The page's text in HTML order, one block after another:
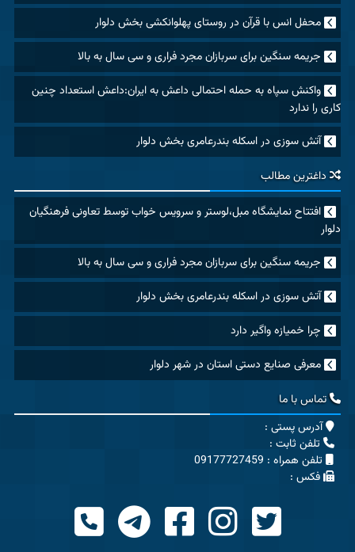
محفل انس با قرآن در روستای پهلوانکشی بخش دلوار
جریمه سنگین برای سربازان مجرد فراری و سی سال به بالا
واکنش سپاه به حمله احتمالی داعش به ایران:داعش استعداد چنین
کاری را ندارد
آتش سوزی در اسکله بندرعامری بخش دلوار
داغترین مطالب
افتتاح نمایشگاه مبل،لوستر و سرویس خواب توسط تعاونی فرهنگیان
دلوار
جریمه سنگین برای سربازان مجرد فراری و سی سال به بالا
آتش سوزی در اسکله بندرعامری بخش دلوار
چرا خمیازه واگیر دارد
معرفی صنایع دستی استان در شهر دلوار
تماس با ما
آدرس پستی :
تلفن ثابت :
تلفن همراه : 09177727459
فکس :